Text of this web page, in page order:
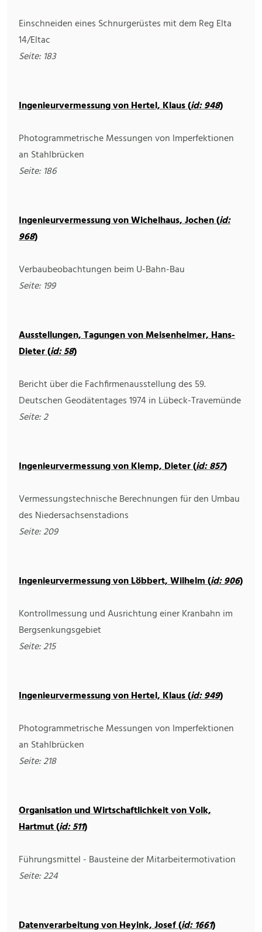
Einschneiden eines Schnurgerüstes mit dem Reg Elta
14/Eltac
Seite: 183
Ingenieurvermessung von Hertel, Klaus (id: 948)
Photogrammetrische Messungen von Imperfektionen
an Stahlbrücken
Seite: 186
Ingenieurvermessung von Wichelhaus, Jochen (id:
968)
Verbaubeobachtungen beim U-Bahn-Bau
Seite: 199
Ausstellungen, Tagungen von Meisenheimer, Hans-
Dieter (id: 58)
Bericht über die Fachfirmenausstellung des 59.
Deutschen Geodätentages 1974 in Lübeck-Travemünde
Seite: 2
Ingenieurvermessung von Klemp, Dieter (id: 857)
Vermessungstechnische Berechnungen für den Umbau
des Niedersachsenstadions
Seite: 209
Ingenieurvermessung von Löbbert, Wilhelm (id: 906)
Kontrollmessung und Ausrichtung einer Kranbahn im
Bergsenkungsgebiet
Seite: 215
Ingenieurvermessung von Hertel, Klaus (id: 949)
Photogrammetrische Messungen von Imperfektionen
an Stahlbrücken
Seite: 218
Organisation und Wirtschaftlichkeit von Volk,
Hartmut (id: 511)
Führungsmittel - Bausteine der Mitarbeitermotivation
Seite: 224
Datenverarbeitung von Heyink, Josef (id: 1661)